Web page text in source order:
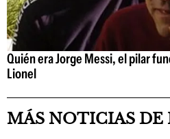
Quién era Jorge Messi, el pilar
Lionel
MÁS NOTICIAS DE